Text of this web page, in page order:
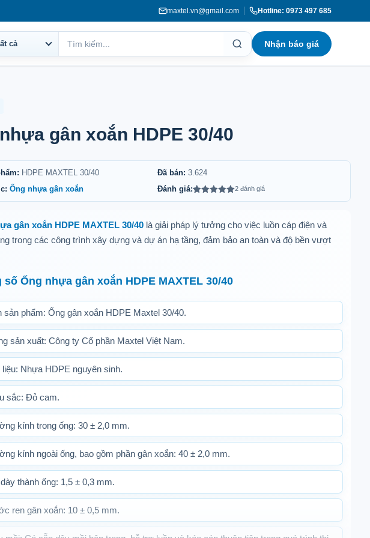
maxtel.vn@gmail.com Hotline: 0973 497 685
cả Nhận báo giá
gân xoắn HDPE 30/40
HDPE MAXTEL 30/40 Đã bán: 3.624
Ống nhựa gân xoắn Đánh giá:
5.00trên 5
2
2 đánh giá
gân xoắn HDPE MAXTEL 30/40 là giải pháp lý tưởng cho việc luồn cáp điện và
trong các công trình xây dựng và dự án hạ tầng, đảm bảo an toàn và độ bền vượt
số Ống nhựa gân xoắn HDPE MAXTEL 30/40
sản phẩm: Ống gân xoắn HDPE Maxtel 30/40.
sản xuất: Công ty Cổ phần Maxtel Việt Nam.
liệu: Nhựa HDPE nguyên sinh.
sắc: Đỏ cam.
kính trong ống: 30 ± 2,0 mm.
kính ngoài ống, bao gồm phần gân xoắn: 40 ± 2,0 mm.
thành ống: 1,5 ± 0,3 mm.
ren gân xoắn: 10 ± 0,5 mm.